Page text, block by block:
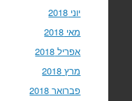
יוני 2018
מאי 2018
אפריל 2018
מרץ 2018
פברואר 2018